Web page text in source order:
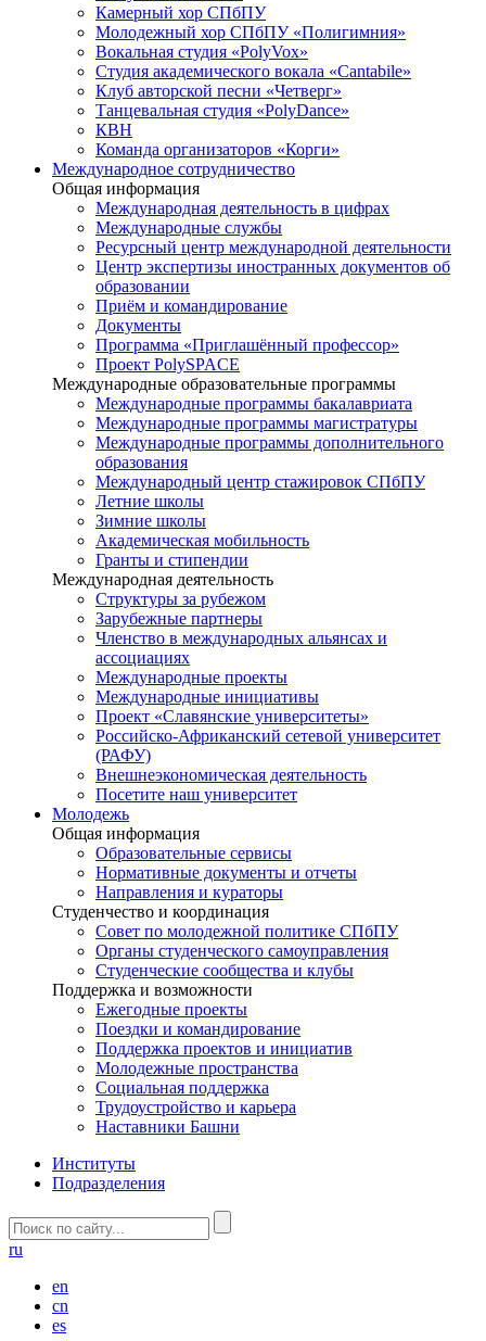
Камерный хор СПбПУ
Молодежный хор СПбПУ «Полигимния»
Вокальная студия «PolyVox»
Студия академического вокала «Cantabile»
Клуб авторской песни «Четверг»
Танцевальная студия «PolyDance»
КВН
Команда организаторов «Корги»
Международное сотрудничество
Общая информация
Международная деятельность в цифрах
Международные службы
Ресурсный центр международной деятельности
Центр экспертизы иностранных документов об
образовании
Приём и командирование
Документы
Программа «Приглашённый профессор»
Проект PolySPACE
Международные образовательные программы
Международные программы бакалавриата
Международные программы магистратуры
Международные программы дополнительного
образования
Международный центр стажировок СПбПУ
Летние школы
Зимние школы
Академическая мобильность
Гранты и стипендии
Международная деятельность
Структуры за рубежом
Зарубежные партнеры
Членство в международных альянсах и
ассоциациях
Международные проекты
Международные инициативы
Проект «Славянские университеты»
Российско-Африканский сетевой университет
(РАФУ)
Внешнеэкономическая деятельность
Посетите наш университет
Молодежь
Общая информация
Образовательные сервисы
Нормативные документы и отчеты
Направления и кураторы
Студенчество и координация
Совет по молодежной политике СПбПУ
Органы студенческого самоуправления
Студенческие сообщества и клубы
Поддержка и возможности
Ежегодные проекты
Поездки и командирование
Поддержка проектов и инициатив
Молодежные пространства
Социальная поддержка
Трудоустройство и карьера
Наставники Башни
Институты
Подразделения
ru
en
cn
es